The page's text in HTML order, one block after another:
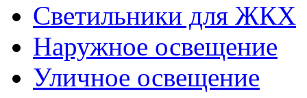
Светильники для ЖКХ
Наружное освещение
Уличное освещение